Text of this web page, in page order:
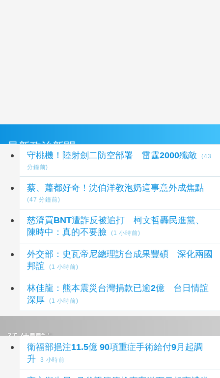
最新政治新聞
守桃機！陸射劍二防空部署 雷霆2000殲敵
(43
分鐘前)
蔡、蕭都好奇！沈伯洋教泡奶這事意外成焦點
(47 分鐘前)
慈濟買BNT遭詐反被追打 柯文哲轟民進黨、
陳時中：真的不要臉
(1 小時前)
外交部：史瓦帝尼總理訪台成果豐碩 深化兩國
邦誼
(1 小時前)
林佳龍：熊本震災台灣捐款已逾2億 台日情誼
深厚
(1 小時前)
延伸閱讀
衛福部挹注11.5億 90項重症手術給付9月起調
升
3 小時前